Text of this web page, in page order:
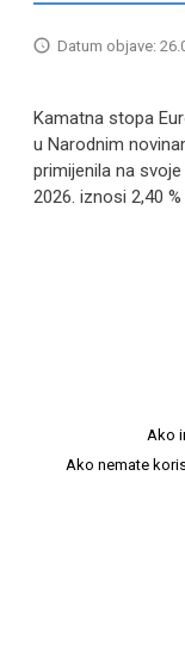
Datum objave:
Kamatna stopa
u Narodnim
primijenila na
2026. iznosi 2,40
Ako
Ako nemate